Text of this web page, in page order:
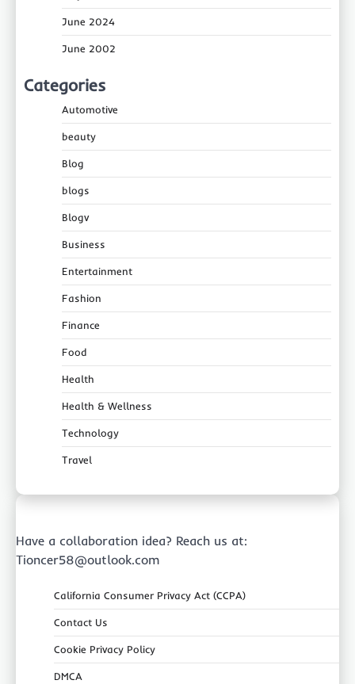
June 2024
June 2002
Categories
Automotive
beauty
Blog
blogs
Blogv
Business
Entertainment
Fashion
Finance
Food
Health
Health & Wellness
Technology
Travel
Have a collaboration idea? Reach us at:
Tioncer58@outlook.com
California Consumer Privacy Act (CCPA)
Contact Us
Cookie Privacy Policy
DMCA